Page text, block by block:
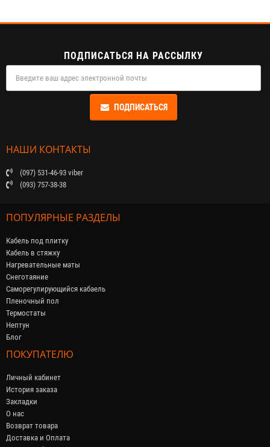
ПОДПИСАТЬСЯ НА РАССЫЛКУ
ПОДПИСАТЬСЯ
НАШИ КОНТАКТЫ
(097) 531-46-93 viber
(093) 757-38-38
ПОПУЛЯРНЫЕ РАЗДЕЛЫ
Кабель под плитку
Кабель в стяжку
Нагревательные маты
Снеготаяние
Саморегулирующийся кабaель
Пленочный пол
Термостаты
Нептун
Блог
ПОКУПАТЕЛЮ
Личный кабинет
История заказа
Закладки
О нас
Возврат товара
Доставка и Оплата